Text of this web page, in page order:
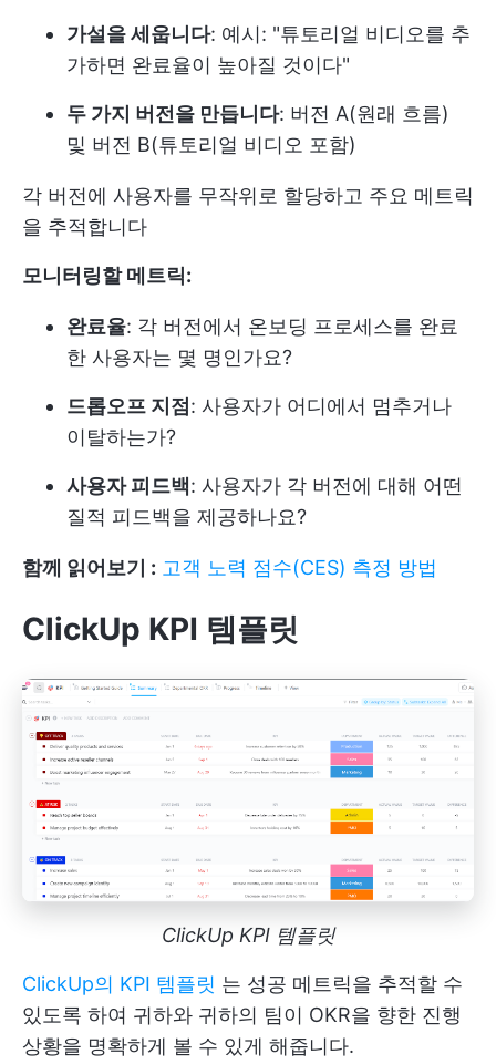
가설을 세웁니다: 예시: "튜토리얼 비디오를 추
가하면 완료율이 높아질 것이다"
두 가지 버전을 만듭니다: 버전 A(원래 흐름)
및 버전 B(튜토리얼 비디오 포함)
각 버전에 사용자를 무작위로 할당하고 주요 메트릭
을 추적합니다
모니터링할 메트릭:
완료율: 각 버전에서 온보딩 프로세스를 완료
한 사용자는 몇 명인가요?
드롭오프 지점: 사용자가 어디에서 멈추거나
이탈하는가?
사용자 피드백: 사용자가 각 버전에 대해 어떤
질적 피드백을 제공하나요?
함께 읽어보기 : 고객 노력 점수(CES) 측정 방법
ClickUp KPI 템플릿
ClickUp KPI 템플릿
ClickUp의 KPI 템플릿 는 성공 메트릭을 추적할 수
있도록 하여 귀하와 귀하의 팀이 OKR을 향한 진행
상황을 명확하게 볼 수 있게 해줍니다.